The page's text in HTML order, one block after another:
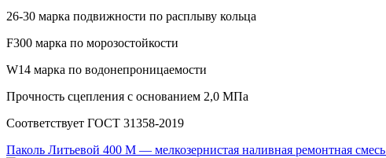
26-30 марка подвижности по расплыву кольца
F300 марка по морозостойкости
W14 марка по водонепроницаемости
Прочность сцепления с основанием 2,0 МПа
Соответствует ГОСТ 31358-2019
Паколь Литьевой 400 М — мелкозернистая наливная ремонтная смесь